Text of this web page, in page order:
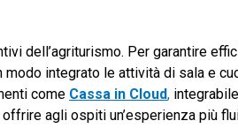
dell’agriturismo. Per garantire
integrato le attività di sala e
come Cassa in Cloud,
agli ospiti un’esperienza più